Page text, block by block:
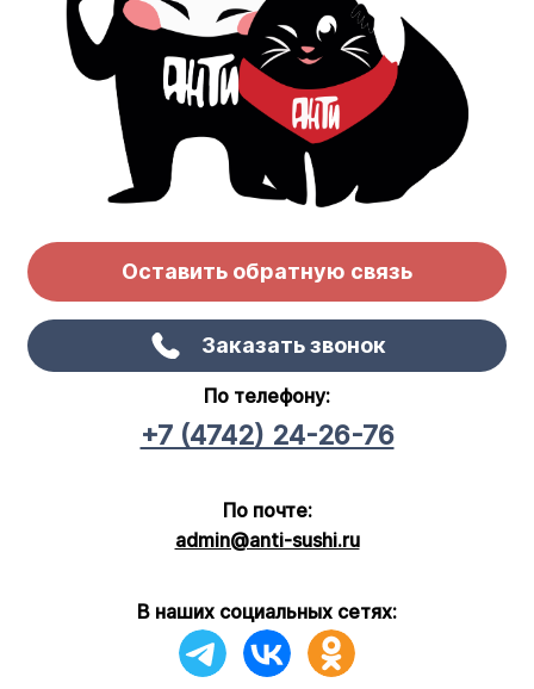
Оставить обратную связь
По телефону:
+7 (4742) 24-26-76
Заказать звонок
По почте:
admin@anti-sushi.ru
В наших социальных сетях: